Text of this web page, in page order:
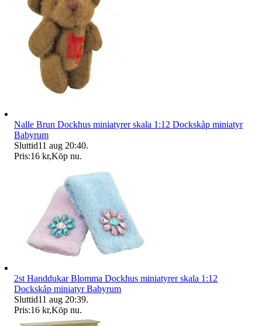
Nalle Brun Dockhus miniatyrer skala 1:12 Dockskåp miniatyr
Babyrum
Sluttid11 aug 20:40.
Pris:16 kr,Köp nu.
2st Handdukar Blomma Dockhus miniatyrer skala 1:12
Dockskåp miniatyr Babyrum
Sluttid11 aug 20:39.
Pris:16 kr,Köp nu.